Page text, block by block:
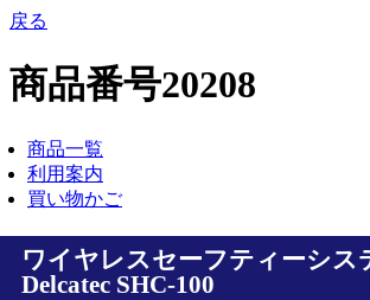
戻る
商品番号20208
商品一覧
利用案内
買い物かご
ワイヤレスセーフティーシ
Delcatec SHC-100